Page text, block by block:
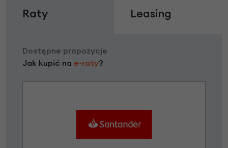
Raty Leasing
Dostępne propozycje
Jak kupić na e-raty?